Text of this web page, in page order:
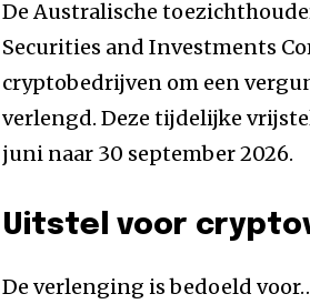
De Australische
Securities and Investments
cryptobedrijven om een
verlengd. Deze tijdelijke
juni naar 30 september 2026.
Uitstel voor
De verlenging is bedoeld